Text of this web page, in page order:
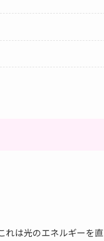
れは光のエネルギーを直